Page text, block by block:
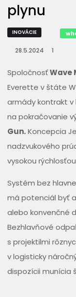
plynu
INOVÁCIE
28.5.2024 1
SpoločnosťWave
Everette v štáte
armády kontrakt v
na pokračovanie
Gun.Koncepcia
nadzvukového
vysokou
Systém bez
má potenciál byť
alebo konvenčné
Bezhlavňové
s projektilmi
v logisticky
dispozícii munícia